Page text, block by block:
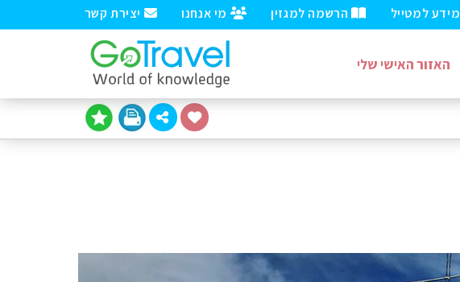
יצירת קשר מי אנחנו הרשמה למגזין מידע למטייל
האזור האישי שלי